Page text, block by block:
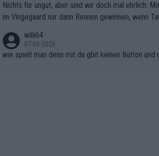
große Finale Richtung Nizza. Niewiadoma hat
berwasser, aber SD Worx und Vollering müssen
hen. (gregmann)
Nichts für ungut, aber sind wir doch mal ehrlich:
nn Vingegaard nur dann Rennen gewinnen, wenn
willi64
07-05-2026
wie spielt man denn mit da gbit keinen Button und